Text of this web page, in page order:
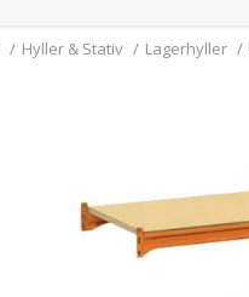
/ Hyller & Stativ / Lagerhyller /